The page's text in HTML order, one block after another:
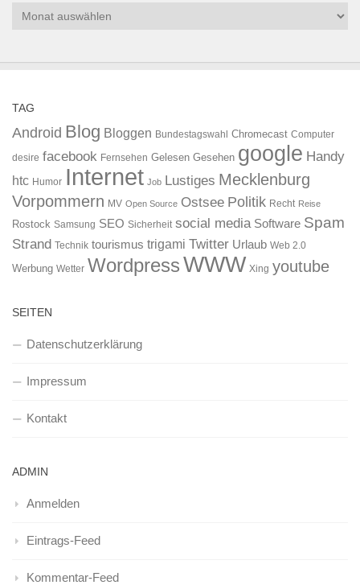
Archiv
TAG
Android Blog Bloggen Bundestagswahl Chromecast Computer
desire facebook Fernsehen Gelesen Gesehen google Handy
htc Humor Internet Job Lustiges Mecklenburg
Vorpommern MV Open Source Ostsee Politik Recht Reise
Rostock Samsung SEO Sicherheit social media Software Spam
Strand Technik tourismus trigami Twitter Urlaub Web 2.0
Werbung Wetter WordpressWWW Xing youtube
SEITEN
Datenschutzerklärung
Impressum
Kontakt
ADMIN
Anmelden
Eintrags-Feed
Kommentar-Feed